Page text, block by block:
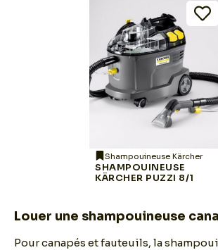
Shampouineuse Kärcher
SHAMPOUINEUSE
KÄRCHER PUZZI 8/1
Louer une shampouineuse
Pour canapés et fauteuils, la